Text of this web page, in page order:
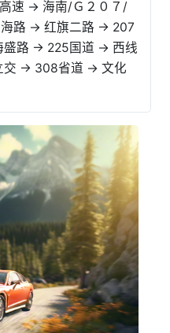
速 → 海南/Ｇ２０７/
路 → 红旗二路 → 207
路 → 225国道 → 西线
交 → 308省道 → 文化